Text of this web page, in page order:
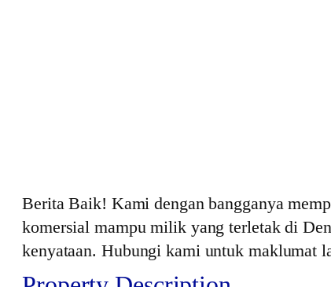
Berita Baik! Kami dengan bangganya
komersial mampu milik yang terletak di
kenyataan. Hubungi kami untuk maklumat